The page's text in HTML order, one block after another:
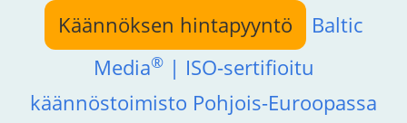
sisältöön
Käännöksen hintapyyntö
Baltic
Media®| ISO-sertifioitu
käännöstoimisto Pohjois-Euroopassa